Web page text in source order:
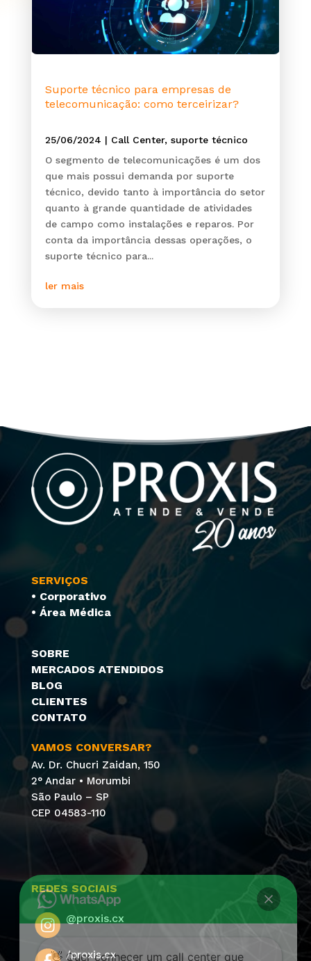
Suporte técnico para empresas de
telecomunicação: como terceirizar?
25/06/2024 | Call Center, suporte técnico
O segmento de telecomunicações é um dos
que mais possui demanda por suporte
técnico, devido tanto à importância do setor
quanto à grande quantidade de atividades
de campo como instalações e reparos. Por
conta da importância dessas operações, o
suporte técnico para...
ler mais
SERVIÇOS
• Corporativo
• Área Médica
SOBRE
MERCADOS ATENDIDOS
BLOG
CLIENTES
CONTATO
VAMOS CONVERSAR?
Av. Dr. Chucri Zaidan, 150
2° Andar • Morumbi
São Paulo – SP
CEP 04583-110
REDES SOCIAIS
@proxis.cx
/proxis.cx
👋 Quer conhecer um call center que